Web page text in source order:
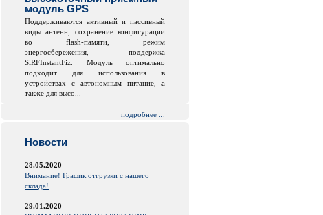
модуль GPS
Поддерживаются активный и пассивный
виды антенн, сохранение конфигурации
во flash-памяти, режим
энергосбережения, поддержка
SiRFInstantFiz. Модуль оптимально
подходит для использования в
устройствах с автономным питание, а
также для высо...
подробнее ...
Новости
28.05.2020
Внимание! График отгрузки с нашего
склада!
29.01.2020